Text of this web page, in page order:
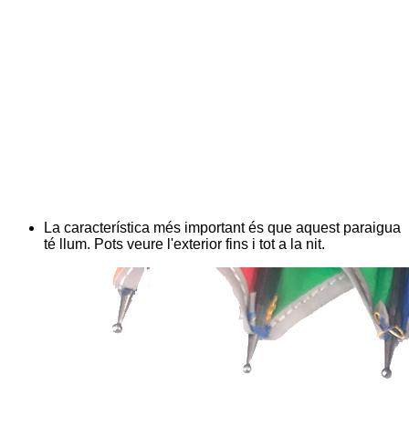
La característica més important és que aquest paraigua
té llum. Pots veure l'exterior fins i tot a la nit.